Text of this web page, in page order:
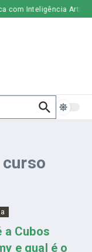
com Inteligência
curso
a Cubos
e qual é o